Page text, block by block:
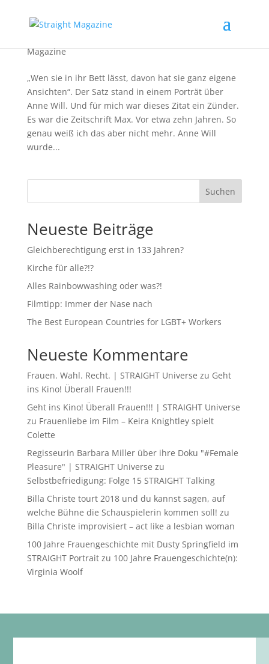
Magazine
„Wen sie in ihr Bett lässt, davon hat sie ganz eigene
Ansichten“. Der Satz stand in einem Porträt über
Anne Will. Und für mich war dieses Zitat ein Zünder.
Es war die Zeitschrift Max. Vor etwa zehn Jahren. So
genau weiß ich das aber nicht mehr. Anne Will
wurde...
Suchen
Neueste Beiträge
Gleichberechtigung erst in 133 Jahren?
Kirche für alle?!?
Alles Rainbowwashing oder was?!
Filmtipp: Immer der Nase nach
The Best European Countries for LGBT+ Workers
Neueste Kommentare
Frauen. Wahl. Recht. | STRAIGHT Universe zu Geht
ins Kino! Überall Frauen!!!
Geht ins Kino! Überall Frauen!!! | STRAIGHT Universe
zu Frauenliebe im Film – Keira Knightley spielt
Colette
Regisseurin Barbara Miller über ihre Doku "#Female
Pleasure" | STRAIGHT Universe zu
Selbstbefriedigung: Folge 15 STRAIGHT Talking
Billa Christe tourt 2018 und du kannst sagen, auf
welche Bühne die Schauspielerin kommen soll! zu
Billa Christe improvisiert – act like a lesbian woman
100 Jahre Frauengeschichte mit Dusty Springfield im
STRAIGHT Portraitzu 100 Jahre Frauengeschichte(n):
Virginia Woolf